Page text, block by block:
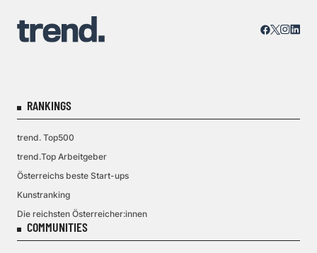
RANKINGS
trend. Top500
trend.Top Arbeitgeber
Österreichs beste Start-ups
Kunstranking
Die reichsten Österreicher:innen
COMMUNITIES